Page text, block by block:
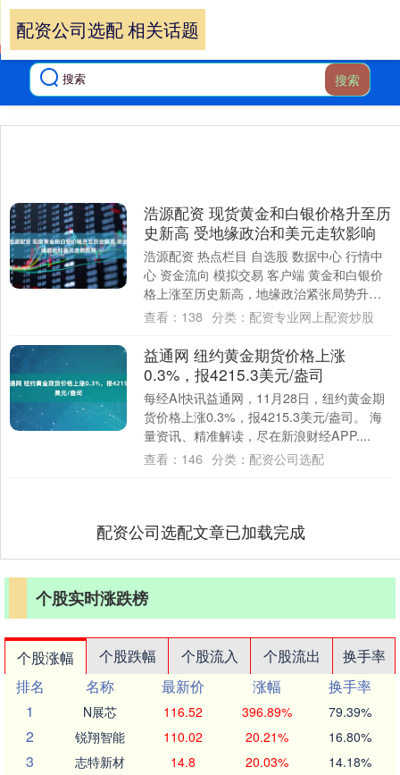
搜索
配资公司选配 相关话题
浩源配资 现货黄金和白银价格升至历
史新高 受地缘政治和美元走软影响
浩源配资 热点栏目 自选股 数据中心 行情中
心 资金流向 模拟交易 客户端 黄金和白银价
格上涨至历史新高，地缘政治紧张局势升级
和美元疲弱，助推了贵金属的历史性涨....
查看： 138 分类： 配资专业网上配资炒股
益通网 纽约黄金期货价格上涨
0.3%，报4215.3美元/盎司
每经AI快讯益通网，11月28日，纽约黄金期
货价格上涨0.3%，报4215.3美元/盎司。 海
量资讯、精准解读，尽在新浪财经APP....
查看： 146 分类： 配资公司选配
配资公司选配文章已加载完成
个股实时涨跌榜
个股涨幅 个股跌幅 个股流入 个股流出
换手率
排名
名称 最新价 涨幅
换手率
1
N展芯 116.52 396.89% 79.39%
2 锐翔智能 110.02 20.21% 16.80%
3 志特新材 14.8 20.03% 14.18%